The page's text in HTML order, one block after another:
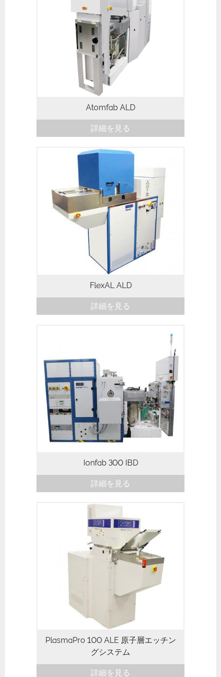
Atomfab ALD
詳細を見る
FlexAL ALD
詳細を見る
Ionfab 300 IBD
詳細を見る
PlasmaPro 100 ALE 原子層エッチン
グシステム
詳細を見る